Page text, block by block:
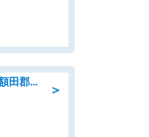
＞
介護職・ヘルパー/デイサービス/額田郡幸田町/JR東海道本線 幸田/愛知県